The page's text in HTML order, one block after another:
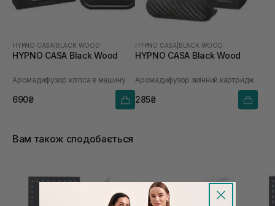
HYPNO CASA BLACK WOOD
HYPNO CASA Black Wood
Аромадифузор кліпса в машину
690₴
HYPNO CASA BLACK WOOD
HYPNO CASA Black Wood
Аромадифузор змінний картридж
285₴
Вам також сподобається